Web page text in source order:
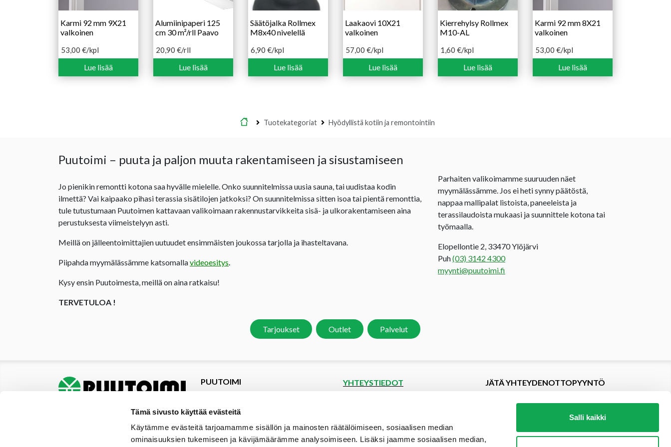
Tämä sivusto käyttää evästeitä
Käytämme evästeitä tarjoamamme sisällön ja mainosten räätälöimiseen, sosiaalisen median
ominaisuuksien tukemiseen ja kävijämäärämme analysoimiseen. Lisäksi jaamme sosiaalisen median,
Salli kaikki
Karmi 92 mm 9X21
valkoinen
53,00 €/kpl
Lue lisää
Alumiinipaperi 125
cm 30 m²/rll Paavo
20,90 €/rll
Lue lisää
Säätöjalka Rollmex
M8x40 nivelellä
6,90 €/kpl
Lue lisää
Laakaovi 10X21
valkoinen
57,00 €/kpl
Lue lisää
Kierrehylsy Rollmex
M10-AL
1,60 €/kpl
Lue lisää
Karmi 92 mm 8X21
valkoinen
53,00 €/kpl
Lue lisää
Etusivu
Tuotekategoriat Hyödyllistä kotiin ja remontointiin
Puutoimi – puuta ja paljon muuta rakentamiseen ja sisustamiseen
Jo pienikin remontti kotona saa hyvälle mielelle. Onko suunnitelmissa uusia sauna, tai uudistaa kodin
ilmettä? Vai kaipaako pihasi terassia sisätilojen jatkoksi? On suunnitelmissa sitten isoa tai pientä remonttia,
tule tutustumaan Puutoimen kattavaan valikoimaan rakennustarvikkeita sisä- ja ulkorakentamiseen aina
perustuksesta viimeistelyyn asti.
Meillä on jälleentoimittajien uutuudet ensimmäisten joukossa tarjolla ja ihasteltavana.
Piipahda myymälässämme katsomallavideoesitys.
Kysy ensin Puutoimesta, meillä on aina ratkaisu!
TERVETULOA !
Tarjoukset Outlet Palvelut
Parhaiten valikoimamme suuruuden näet
myymälässämme. Jos ei heti synny päätöstä,
nappaa mallipalat listoista, paneeleista ja
terassilaudoista mukaasi ja suunnittele kotona tai
työmaalla.
Elopellontie 2, 33470 Ylöjärvi
Puh(03) 3142 4300
myynti@puutoimi.fi
PUUTOIMI
Tarjoukset
Yhteystiedot
Materiaalipankki
YHTEYSTIEDOT
Elopellontie 2, 33470 Ylöjärvi
Puh (03) 3142 4300 (vaihde)
JÄTÄ YHTEYDENOTTOPYYNTÖ